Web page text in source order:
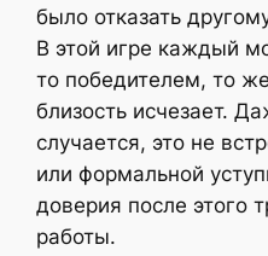
было отказать
В этой игре каждый
то победителем, то
близость исчезает.
случается, это не
или формальной
доверия после этого
работы.